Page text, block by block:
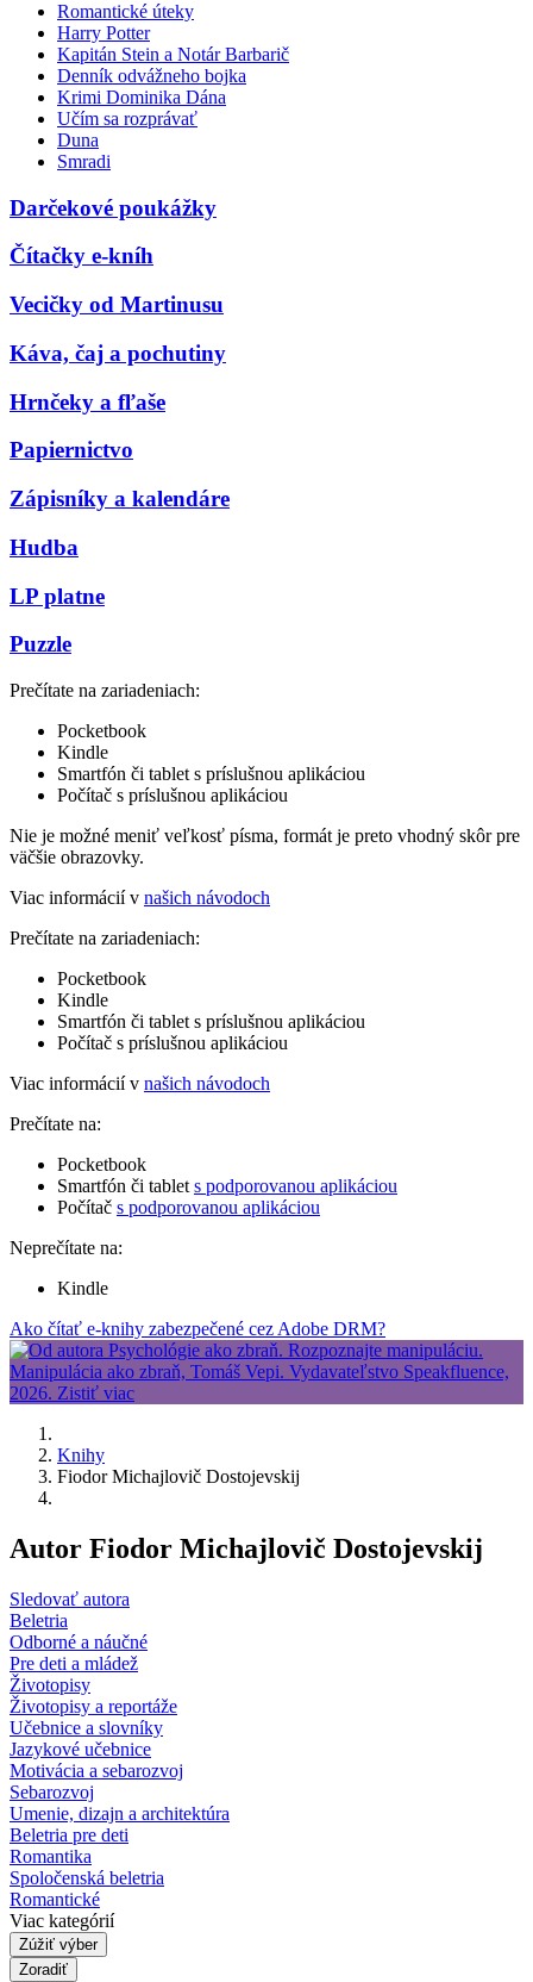
Romantické úteky
Harry Potter
Kapitán Stein a Notár Barbarič
Denník odvážneho bojka
Krimi Dominika Dána
Učím sa rozprávať
Duna
Smradi
Darčekové poukážky
Čítačky e-kníh
Vecičky od Martinusu
Káva, čaj a pochutiny
Hrnčeky a fľaše
Papiernictvo
Zápisníky a kalendáre
Hudba
LP platne
Puzzle
Prečítate na zariadeniach:
Pocketbook
Kindle
Smartfón či tablet s príslušnou aplikáciou
Počítač s príslušnou aplikáciou
Nie je možné meniť veľkosť písma, formát je preto vhodný skôr pre
väčšie obrazovky.
Viac informácií v našich návodoch
Prečítate na zariadeniach:
Pocketbook
Kindle
Smartfón či tablet s príslušnou aplikáciou
Počítač s príslušnou aplikáciou
Viac informácií v našich návodoch
Prečítate na:
Pocketbook
Smartfón či tablet s podporovanou aplikáciou
Počítač s podporovanou aplikáciou
Neprečítate na:
Kindle
Ako čítať e-knihy zabezpečené cez Adobe DRM?
Knihy
Fiodor Michajlovič Dostojevskij
Autor Fiodor Michajlovič Dostojevskij
Sledovať autora
Beletria
Odborné a náučné
Pre deti a mládež
Životopisy
Životopisy a reportáže
Učebnice a slovníky
Jazykové učebnice
Motivácia a sebarozvoj
Sebarozvoj
Umenie, dizajn a architektúra
Beletria pre deti
Romantika
Spoločenská beletria
Romantické
Viac kategórií
Zúžiť výber
Zoradiť